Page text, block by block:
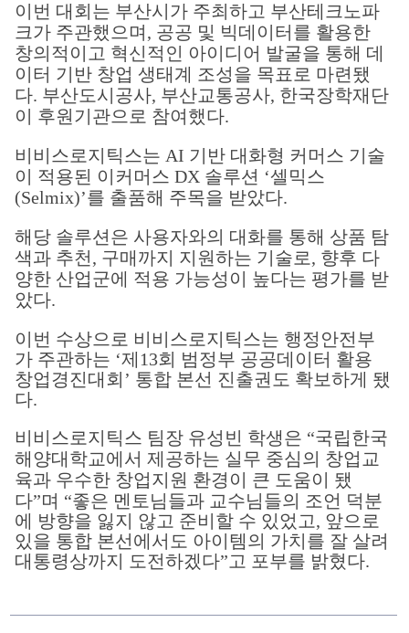
이번 대회는 부산시가 주최하고 부산테크노파
크가 주관했으며, 공공 및 빅데이터를 활용한
창의적이고 혁신적인 아이디어 발굴을 통해 데
이터 기반 창업 생태계 조성을 목표로 마련됐
다. 부산도시공사, 부산교통공사, 한국장학재단
이 후원기관으로 참여했다.
비비스로지틱스는 AI 기반 대화형 커머스 기술
이 적용된 이커머스 DX 솔루션 ‘셀믹스
(Selmix)’를 출품해 주목을 받았다.
해당 솔루션은 사용자와의 대화를 통해 상품 탐
색과 추천, 구매까지 지원하는 기술로, 향후 다
양한 산업군에 적용 가능성이 높다는 평가를 받
았다.
이번 수상으로 비비스로지틱스는 행정안전부
가 주관하는 ‘제13회 범정부 공공데이터 활용
창업경진대회’ 통합 본선 진출권도 확보하게 됐
다.
비비스로지틱스 팀장 유성빈 학생은 “국립한국
해양대학교에서 제공하는 실무 중심의 창업교
육과 우수한 창업지원 환경이 큰 도움이 됐
다”며 “좋은 멘토님들과 교수님들의 조언 덕분
에 방향을 잃지 않고 준비할 수 있었고, 앞으로
있을 통합 본선에서도 아이템의 가치를 잘 살려
대통령상까지 도전하겠다”고 포부를 밝혔다.